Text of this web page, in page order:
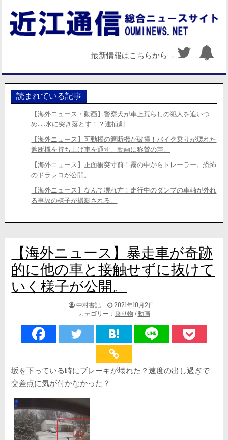
最新情報はこちらから→
読まれている記事
【海外ニュース・動画】警察犬が車上荒らしの犯人を追いつ
め…..水に突き落とす！？逮捕劇
【海外ニュース】可動橋の遮断機が破損！バイク乗りが壊れた
遮断機を持ち上げ車を通す。動画に称賛の声。
【海外ニュース】正面衝突寸前！霧の中からトレーラー。恐怖
のドラレコが公開。
【海外ニュース】なんて壊れ方！走行中のダンプの車軸が外れ
る事故の様子が撮影される。
【海外ニュース】暴走車が奇跡
的に他の車と接触せずに抜けて
いく様子が公開。
著
者:
中村書記
掲
載
日：
2021年10月2日
カテゴリー： 乗り物 /動画
坂を下っている時にブレーキが壊れた？速度の出し過ぎで
交差点に気が付かなかった？